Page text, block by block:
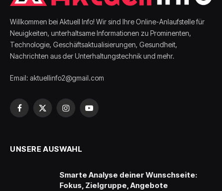
Willkommen bei Aktuell Info! Wir sind Ihre Online-Anlaufstelle für
Neuigkeiten, unterhaltsame Informationen zu Prominenten,
Technologie, Geschäftsaktualisierungen, Gesundheit,
Nachrichten aus der Unterhaltungstechnik und mehr.
Email: aktuellinfo2@gmail.com
Facebook
X
InstagramYouTube
UNSERE AUSWAHL
Smarte Analyse deiner Wunschseite:
Fokus, Zielgruppe, Angebote